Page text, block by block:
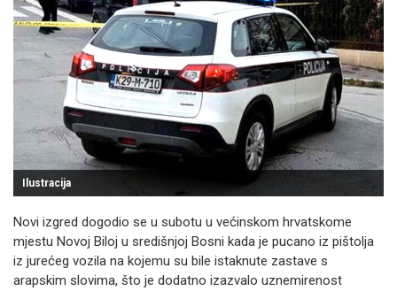
Ilustracija
Novi izgred dogodio se u subotu u većinskom hrvatskome
mjestu Novoj Biloj u središnjoj Bosni kada je pucano iz pištolja
iz jurećeg vozila na kojemu su bile istaknute zastave s
arapskim slovima, što je dodatno izazvalo uznemirenost